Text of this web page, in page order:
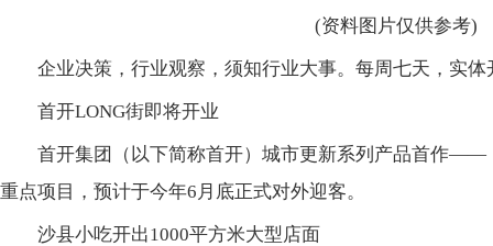
(资料图片仅供参考)
企业决策，行业观察，须知行业大事。每周七天，实
首开LONG街即将开业
首开集团（以下简称首开）城市更新系列产品首作——
重点项目，预计于今年6月底正式对外迎客。
沙县小吃开出1000平方米大型店面